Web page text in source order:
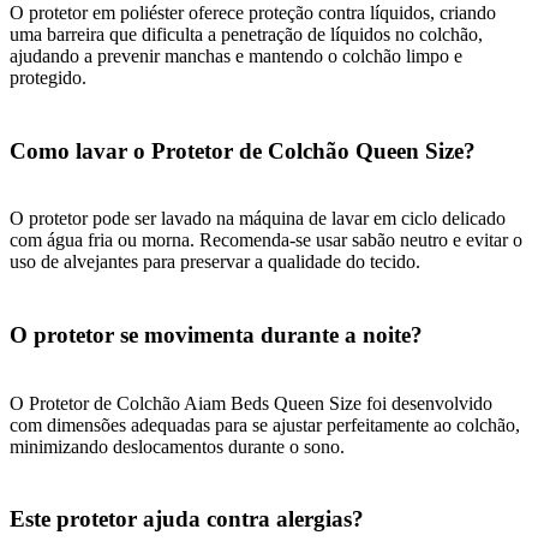
O protetor em poliéster oferece proteção contra líquidos, criando
uma barreira que dificulta a penetração de líquidos no colchão,
ajudando a prevenir manchas e mantendo o colchão limpo e
protegido.
Como lavar o Protetor de Colchão Queen Size?
O protetor pode ser lavado na máquina de lavar em ciclo delicado
com água fria ou morna. Recomenda-se usar sabão neutro e evitar o
uso de alvejantes para preservar a qualidade do tecido.
O protetor se movimenta durante a noite?
O Protetor de Colchão Aiam Beds Queen Size foi desenvolvido
com dimensões adequadas para se ajustar perfeitamente ao colchão,
minimizando deslocamentos durante o sono.
Este protetor ajuda contra alergias?